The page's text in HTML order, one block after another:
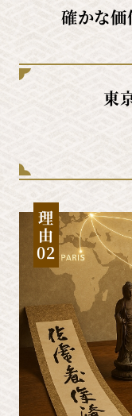
確かな
東
理
由
02